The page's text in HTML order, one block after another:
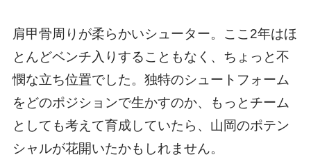
肩甲骨周りが柔らかいシューター。ここ2年はほ
とんどベンチ入りすることもなく、ちょっと不
憫な立ち位置でした。独特のシュートフォーム
をどのポジションで生かすのか、もっとチーム
としても考えて育成していたら、山岡のポテン
シャルが花開いたかもしれません。